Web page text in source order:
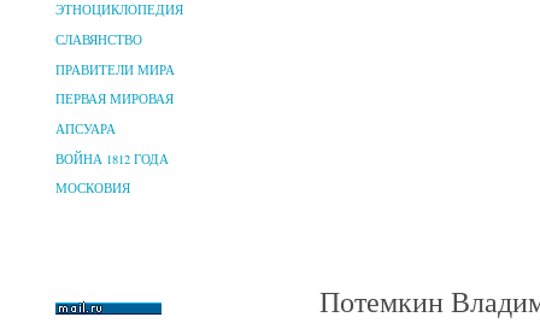
ЭТНОЦИКЛОПЕДИЯ
СЛАВЯНСТВО
ПРАВИТЕЛИ МИРА
ПЕРВАЯ МИРОВАЯ
АПСУАРА
ВОЙНА 1812 ГОДА
МОСКОВИЯ
Потемкин